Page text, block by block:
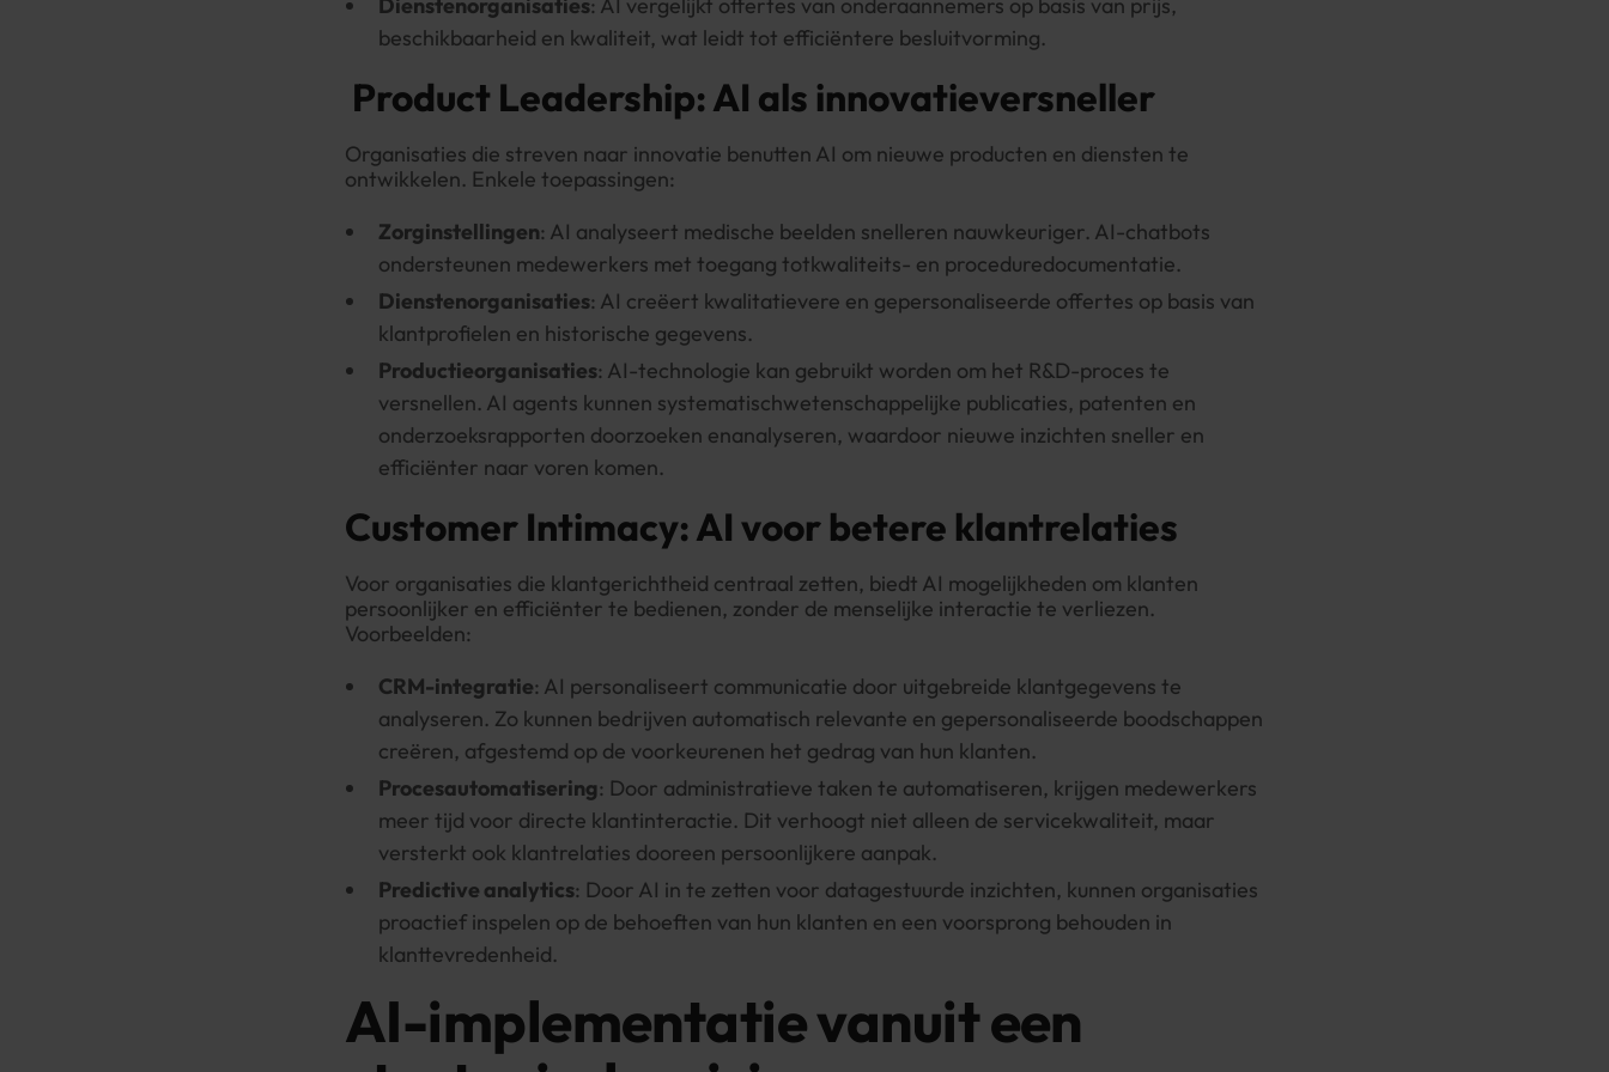
Dienstenorganisaties: AI vergelijkt offertes van onderaannemers op basis van prijs,
beschikbaarheid en kwaliteit, wat leidt tot efficiëntere besluitvorming.
Product Leadership: AI als innovatieversneller
Organisaties die streven naar innovatie benutten AI om nieuwe producten en diensten te
ontwikkelen. Enkele toepassingen:
Zorginstellingen: AI analyseert medische beelden snelleren nauwkeuriger. AI-chatbots
ondersteunen medewerkers met toegang totkwaliteits- en proceduredocumentatie.
Dienstenorganisaties: AI creëert kwalitatievere en gepersonaliseerde offertes op basis van
klantprofielen en historische gegevens.
Productieorganisaties: AI-technologie kan gebruikt worden om het R&D-proces te
versnellen. AI agents kunnen systematischwetenschappelijke publicaties, patenten en
onderzoeksrapporten doorzoeken enanalyseren, waardoor nieuwe inzichten sneller en
efficiënter naar voren komen.
Customer Intimacy: AI voor betere klantrelaties
Voor organisaties die klantgerichtheid centraal zetten, biedt AI mogelijkheden om klanten
persoonlijker en efficiënter te bedienen, zonder de menselijke interactie te verliezen.
Voorbeelden:
CRM-integratie: AI personaliseert communicatie door uitgebreide klantgegevens te
analyseren. Zo kunnen bedrijven automatisch relevante en gepersonaliseerde boodschappen
creëren, afgestemd op de voorkeurenen het gedrag van hun klanten.
Procesautomatisering: Door administratieve taken te automatiseren, krijgen medewerkers
meer tijd voor directe klantinteractie. Dit verhoogt niet alleen de servicekwaliteit, maar
versterkt ook klantrelaties dooreen persoonlijkere aanpak.
Predictive analytics: Door AI in te zetten voor datagestuurde inzichten, kunnen organisaties
proactief inspelen op de behoeften van hun klanten en een voorsprong behouden in
klanttevredenheid.
AI-implementatie vanuit een